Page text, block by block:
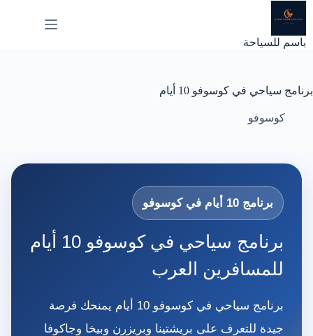
إلى
باسم للسياحة
برنامج سياحي في كوسوفو 10 أيام
كوسوفو
برنامج 10 أيام في كوسوفو
برنامج سياحي في كوسوفو 10 أيام
للمسافرين العرب
برنامج سياحي في كوسوفو 10 أيام يمنحك فرصة
جيدة للتعرف على بريشتينا وبريزرن وبيخا وجاكوفا